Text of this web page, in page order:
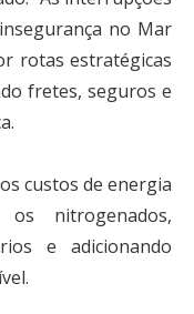
no Mar
rotas estratégicas
fretes, seguros e
custos de energia
os nitrogenados,
e adicionando